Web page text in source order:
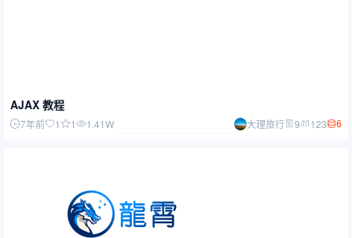
AJAX 教程
7年前 1 1 1.41W 大理旅行 9 123 6